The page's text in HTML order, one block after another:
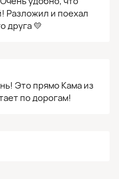
Разложил и поехал
друга 💛
Это прямо Кама из
по дорогам!